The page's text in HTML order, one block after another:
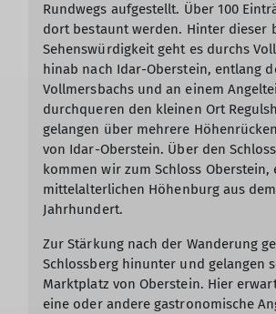
Rundwegs aufgestellt. Über 100
dort bestaunt werden. Hinter dieser
Sehenswürdigkeit geht es durchs
hinab nach Idar-Oberstein, entlang
Vollmersbachs und an einem
durchqueren den kleinen Ort
gelangen über mehrere
von Idar-Oberstein. Über den
kommen wir zum Schloss Oberstein,
mittelalterlichen Höhenburg aus
Jahrhundert.
Zur Stärkung nach der Wanderung
Schlossberg hinunter und gelangen
Marktplatz von Oberstein. Hier
eine oder andere gastronomische